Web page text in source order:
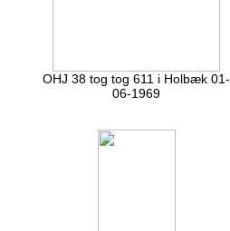
OHJ 38 tog tog 611 i Holbæk 01-
06-1969